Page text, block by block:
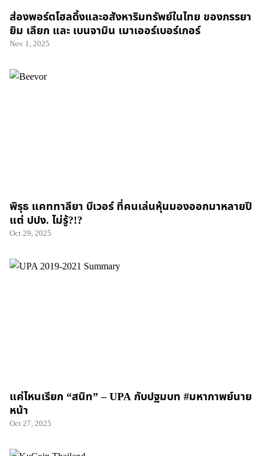
ส่องพอร์ตโฮลดิ้งและอสังหาริมทรัพย์ในไทย ของภรรยา
ยิม เลียก และ เบนจามิน เมาเออร์เบอร์เกอร์
Nov 1, 2025
พิรุธ แคททาลียา บีเวอร์ ที่คนเล่นหุ้นมองออกมาหลายปี
แต่ ปปง. ไม่รู้?!?
Oct 29, 2025
แค่ไหนเรียก “สนิท” – UPA กับปฐมบท #มหากาพย์นาย
หน้า
Oct 27, 2025